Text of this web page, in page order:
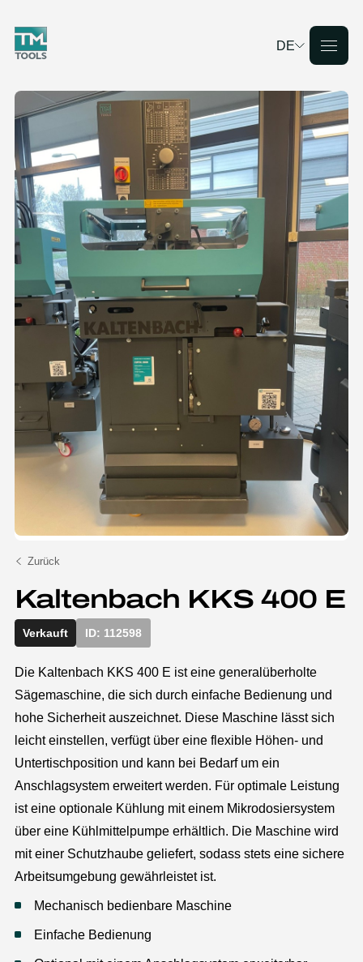
DE
Deutsch
English
Français
Nederlands
Zurück
Kaltenbach KKS 400 E
Verkauft ID: 112598
Die Kaltenbach KKS 400 E ist eine generalüberholte
Sägemaschine, die sich durch einfache Bedienung und
hohe Sicherheit auszeichnet. Diese Maschine lässt sich
leicht einstellen, verfügt über eine flexible Höhen- und
Untertischposition und kann bei Bedarf um ein
Anschlagsystem erweitert werden. Für optimale Leistung
ist eine optionale Kühlung mit einem Mikrodosiersystem
über eine Kühlmittelpumpe erhältlich. Die Maschine wird
mit einer Schutzhaube geliefert, sodass stets eine sichere
Arbeitsumgebung gewährleistet ist.
Mechanisch bedienbare Maschine
Einfache Bedienung